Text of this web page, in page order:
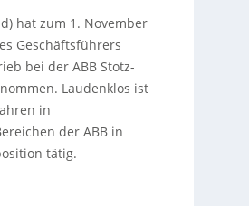
hat zum 1. November
Geschäftsführers
bei der ABB Stotz-
Laudenklos ist
in
der ABB in
tätig.